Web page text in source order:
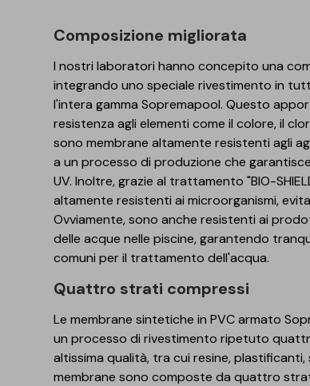
Composizione migliorata
I nostri laboratori hanno concepito una
integrando uno speciale rivestimento in
l'intera gamma Sopremapool. Questo
resistenza agli elementi come il colore, il
sono membrane altamente resistenti agli
a un processo di produzione che
UV. Inoltre, grazie al trattamento "BIO-
altamente resistenti ai microorganismi,
Ovviamente, sono anche resistenti ai
delle acque nelle piscine, garantendo
comuni per il trattamento dell'acqua.
Quattro strati compressi
Le membrane sintetiche in PVC armato
un processo di rivestimento ripetuto
altissima qualità, tra cui resine,
membrane sono composte da quattro